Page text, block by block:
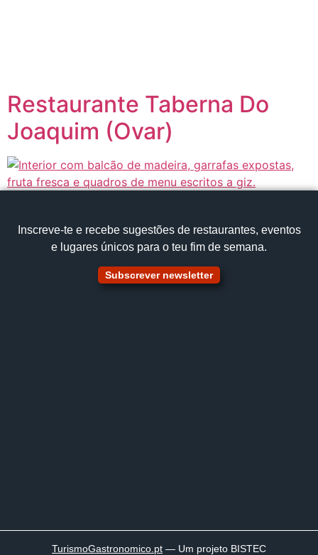
Restaurante Taberna Do
Joaquim (Ovar)
Inscreve‑te e recebe sugestões de restaurantes, eventos
e lugares únicos para o teu fim de semana.
Subscrever newsletter
TurismoGastronomico .pt — Um projeto BISTEC